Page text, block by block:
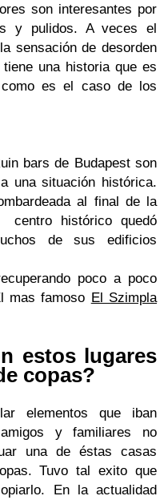
son interesantes por
y pulidos. A veces el
sensación de desorden
una historia que es
como es el caso de los
bars de Budapest son
una situación histórica.
al final de la
centro histórico quedó
de sus edificios
poco a poco
mas famoso El Szimpla
estos lugares
copas?
elementos que iban
y familiares no
una de éstas casas
Tuvo tal exito que
En la actualidad